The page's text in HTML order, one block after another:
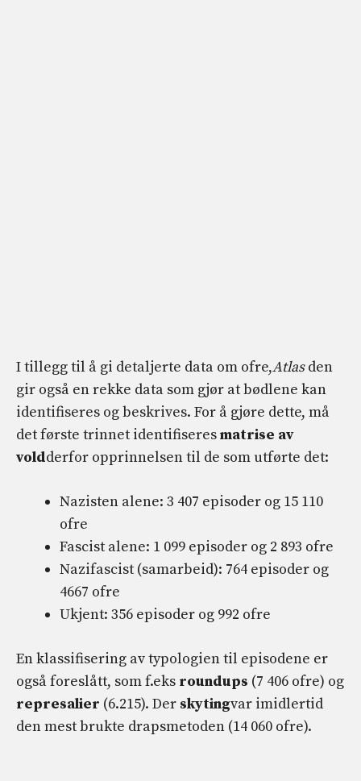
I tillegg til å gi detaljerte data om ofre,Atlasden
gir også en rekke data som gjør at bødlene kan
identifiseres og beskrives. For å gjøre dette, må
det første trinnet identifiseresmatrise av
voldderfor opprinnelsen til de som utførte det:
Nazisten alene: 3 407 episoder og 15 110
ofre
Fascist alene: 1 099 episoder og 2 893 ofre
Nazifascist (samarbeid): 764 episoder og
4667 ofre
Ukjent: 356 episoder og 992 ofre
En klassifisering av typologien til episodene er
også foreslått, som f.eks roundups (7 406 ofre) og
represalier (6.215). Der skytingvar imidlertid
den mest brukte drapsmetoden (14 060 ofre).